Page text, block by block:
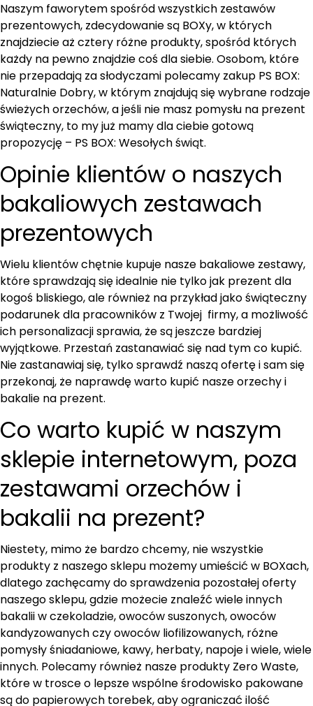
Naszym faworytem spośród wszystkich zestawów
prezentowych, zdecydowanie są BOXy, w których
znajdziecie aż cztery różne produkty, spośród których
każdy na pewno znajdzie coś dla siebie. Osobom, które
nie przepadają za słodyczami polecamy zakup PS BOX:
Naturalnie Dobry, w którym znajdują się wybrane rodzaje
świeżych orzechów, a jeśli nie masz pomysłu na prezent
świąteczny, to my już mamy dla ciebie gotową
propozycję – PS BOX: Wesołych świąt.
Opinie klientów o naszych
bakaliowych zestawach
prezentowych
Wielu klientów chętnie kupuje nasze bakaliowe zestawy,
które sprawdzają się idealnie nie tylko jak prezent dla
kogoś bliskiego, ale również na przykład jako świąteczny
podarunek dla pracowników z Twojej firmy, a możliwość
ich personalizacji sprawia, że są jeszcze bardziej
wyjątkowe. Przestań zastanawiać się nad tym co kupić.
Nie zastanawiaj się, tylko sprawdź naszą ofertę i sam się
przekonaj, że naprawdę warto kupić nasze orzechy i
bakalie na prezent.
Co warto kupić w naszym
sklepie internetowym, poza
zestawami orzechów i
bakalii na prezent?
Niestety, mimo że bardzo chcemy, nie wszystkie
produkty z naszego sklepu możemy umieścić w BOXach,
dlatego zachęcamy do sprawdzenia pozostałej oferty
naszego sklepu, gdzie możecie znaleźć wiele innych
bakalii w czekoladzie, owoców suszonych, owoców
kandyzowanych czy owoców liofilizowanych, różne
pomysły śniadaniowe, kawy, herbaty, napoje i wiele, wiele
innych. Polecamy również nasze produkty Zero Waste,
które w trosce o lepsze wspólne środowisko pakowane
są do papierowych torebek, aby ograniczać ilość